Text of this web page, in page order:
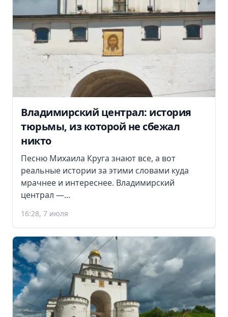
Владимирский централ: история
тюрьмы, из которой не сбежал
никто
Песню Михаила Круга знают все, а вот
реальные истории за этими словами куда
мрачнее и интереснее. Владимирский
централ —...
16:28, 7 июля